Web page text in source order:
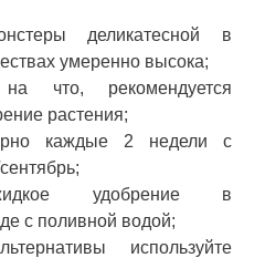
деликатесной в
умеренно высока;
что, рекомендуется
растения;
каждые 2 недели с
удобрение в
с поливной водой;
используйте